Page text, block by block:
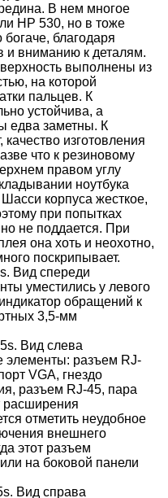
В нем многое
HP 530, но в тоже
благодаря
вниманию к деталям.
выполнены из
на которой
пальцев. К
устойчива, а
едва заметны. К
качество изготовления
что к резиновому
правом углу
ноутбука
Шасси корпуса жесткое,
при попытках
не поддается. При
она хоть и неохотно,
поскрипывает.
уместились у левого
обращений к
3,5-мм
разъем RJ-
VGA, гнездо
разъем RJ-45, пара
расширения
отметить неудобное
внешнего
этот разъем
на боковой панели